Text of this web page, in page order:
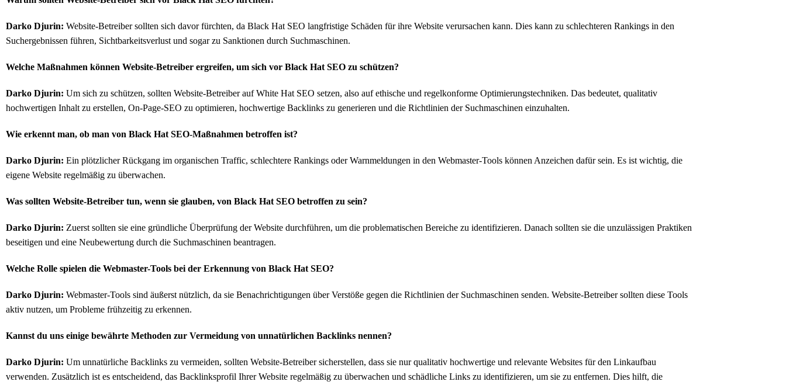
Darko Djurin: Website-Betreiber sollten sich davor fürchten, da Black Hat SEO langfristige Schäden für ihre Website verursachen kann. Dies kann zu schlechteren Rankings in den
Suchergebnissen führen, Sichtbarkeitsverlust und sogar zu Sanktionen durch Suchmaschinen.
Welche Maßnahmen können Website-Betreiber ergreifen, um sich vor Black Hat SEO zu schützen?
Darko Djurin: Um sich zu schützen, sollten Website-Betreiber auf White Hat SEO setzen, also auf ethische und regelkonforme Optimierungstechniken. Das bedeutet, qualitativ
hochwertigen Inhalt zu erstellen, On-Page-SEO zu optimieren, hochwertige Backlinks zu generieren und die Richtlinien der Suchmaschinen einzuhalten.
Wie erkennt man, ob man von Black Hat SEO-Maßnahmen betroffen ist?
Darko Djurin: Ein plötzlicher Rückgang im organischen Traffic, schlechtere Rankings oder Warnmeldungen in den Webmaster-Tools können Anzeichen dafür sein. Es ist wichtig, die
eigene Website regelmäßig zu überwachen.
Was sollten Website-Betreiber tun, wenn sie glauben, von Black Hat SEO betroffen zu sein?
Darko Djurin: Zuerst sollten sie eine gründliche Überprüfung der Website durchführen, um die problematischen Bereiche zu identifizieren. Danach sollten sie die unzulässigen Praktiken
beseitigen und eine Neubewertung durch die Suchmaschinen beantragen.
Welche Rolle spielen die Webmaster-Tools bei der Erkennung von Black Hat SEO?
Darko Djurin: Webmaster-Tools sind äußerst nützlich, da sie Benachrichtigungen über Verstöße gegen die Richtlinien der Suchmaschinen senden. Website-Betreiber sollten diese Tools
aktiv nutzen, um Probleme frühzeitig zu erkennen.
Kannst du uns einige bewährte Methoden zur Vermeidung von unnatürlichen Backlinks nennen?
Darko Djurin: Um unnatürliche Backlinks zu vermeiden, sollten Website-Betreiber sicherstellen, dass sie nur qualitativ hochwertige und relevante Websites für den Linkaufbau
verwenden. Zusätzlich ist es entscheidend, das Backlinksprofil Ihrer Website regelmäßig zu überwachen und schädliche Links zu identifizieren, um sie zu entfernen. Dies hilft, die